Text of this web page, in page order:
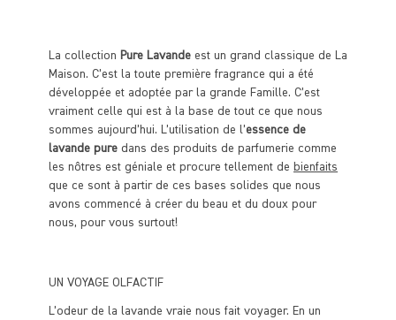
La collection Pure Lavande est un grand classique de La
Maison. C’est la toute première fragrance qui a été
développée et adoptée par la grande Famille. C’est
vraiment celle qui est à la base de tout ce que nous
sommes aujourd’hui. L’utilisation de l’essence de
lavande pure dans des produits de parfumerie comme
les nôtres est géniale et procure tellement de bienfaits
que ce sont à partir de ces bases solides que nous
avons commencé à créer du beau et du doux pour
nous, pour vous surtout!
UN VOYAGE OLFACTIF
L’odeur de la lavande vraie nous fait voyager. En un